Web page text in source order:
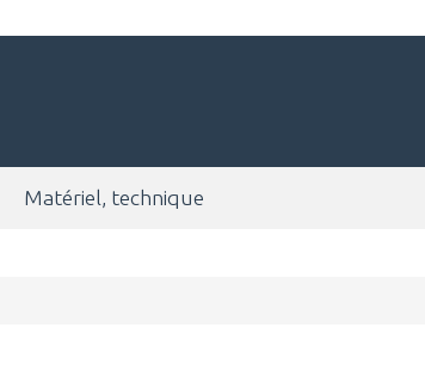
Matériel, technique